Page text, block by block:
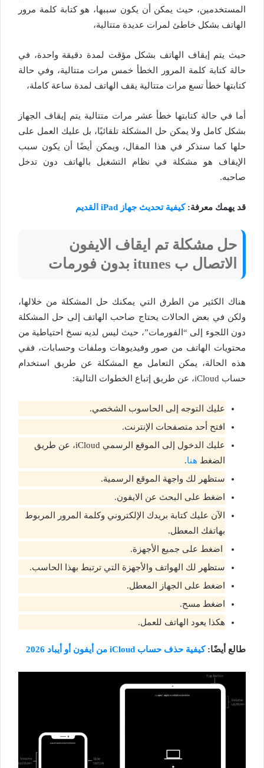
المستخدمين، حيث يمكن أن يكون سببها، هو كتابة كلمة مرور
الهاتف بشكل خاطئ لمرات عديدة متتالية،
حيث يتم إيقاف الهاتف بشكل مؤقت لمدة دقيقة واحدة، في
حالة كتابة كلمة المرور الخطأ خمس مرات متتالية، وفي حالة
كتابتها خطأ تسع مرات متتالية يقف الهاتف لمدة ساعة كاملة،
أما في حالة كتابتها خطأ عشر مرات متتالية يتم إيقاف الجهاز
بشكل كامل ولا يمكن حل المشكلة تلقائيًا، بل عليك العمل على
حلها كما سنذكر في هذا المقال، ويمكن أيضًا أن يكون سبب
الإيقاف هو مشكلة في نظام التشغيل بالهاتف دون تدخل
صاحبه.
قد يهمك معرفة: كيفية تحديث جهاز iPad القديم
حل مشكلة تم ايقاف الايفون
الاتصال ب itunes بدون فورمات
هناك الكثير من الطرق التي يمكنك حل المشكلة من خلالها،
ولكن في بعض الحالات يحتاج صاحب الهاتف إلى حل المشكلة
دون اللجوء إلى “الفورمات”، حيث ليس لديه نسخ احتياطية من
محتويات الهاتف من صور وفيديوهات وملفات وحسابات، ففي
هذه الحالة، يمكن التعامل مع المشكلة عن طريق استخدام
حساب iCloud، عن طريق إتباع الخطوات التالية:
عليك التوجه إلى الحاسوب الشخصي.
افتح أحد متصفحات الإنترنت.
عليك الدخول إلى الموقع الرسمي iCloud، عن طريق
الضغط هنا.
ستظهر لك واجهة الموقع الرسمية.
اضغط على البحث عن الايفون.
الآن عليك كتابة بريدك الإلكتروني وكلمة المرور المربوط
بهاتفك المعطل.
اضغط على جميع الأجهزة.
ستظهر لك الهواتف والأجهزة التي ترتبط بهذا الحاسب.
اضغط على الجهاز المعطل.
اضغط مسح.
هكذا يعود الهاتف للعمل.
طالع أيضًا: كيفية حذف حساب iCloud من أيفون أو أيباد 2026